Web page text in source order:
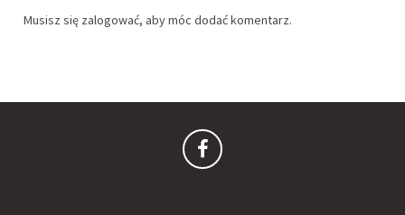
Musisz się zalogować, aby móc dodać komentarz.